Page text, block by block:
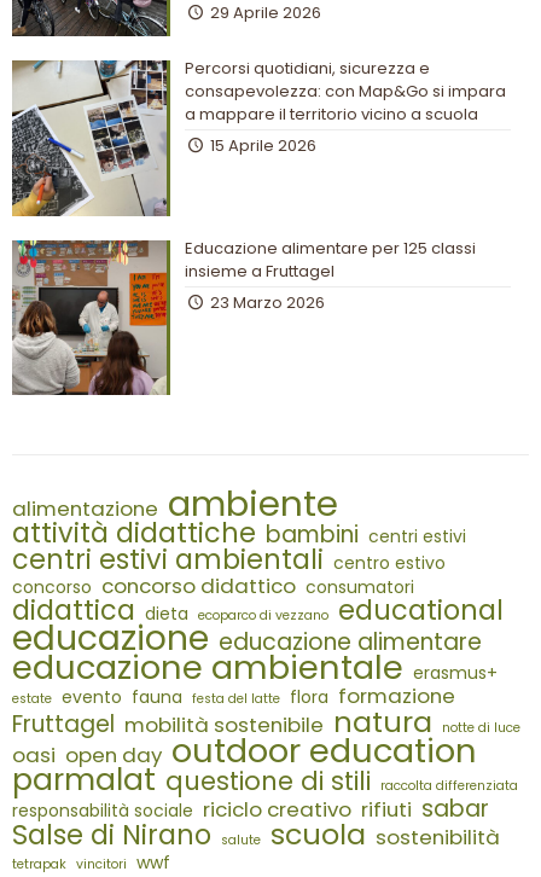
29 Aprile 2026
Percorsi quotidiani, sicurezza e
consapevolezza: con Map&Go si impara
a mappare il territorio vicino a scuola
15 Aprile 2026
Educazione alimentare per 125 classi
insieme a Fruttagel
23 Marzo 2026
alimentazione ambiente
attività didattiche bambini centri estivi
centri estivi ambientali centro estivo
concorso concorso didattico consumatori
didattica dieta ecoparco di vezzano educational
educazione educazione alimentare
educazione ambientale erasmus+
estate evento fauna festa del latte flora formazione
Fruttagel mobilità sostenibile natura notte di luce
oasi open day outdoor education
parmalat questione di stili raccolta differenziata
responsabilità sociale riciclo creativo rifiuti sabar
Salse di Nirano salute scuola sostenibilità
tetrapak vincitori wwf